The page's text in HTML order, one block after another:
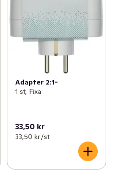
Adapter 2:1-
1 st, Fixa
33,50 kr
33,50 kr /st